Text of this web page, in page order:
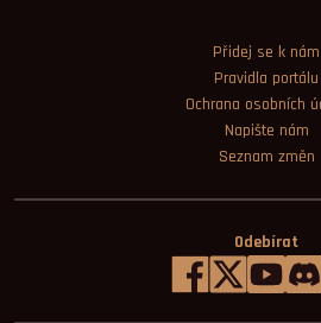
Přidej se k nám
Pravidla portálu
Ochrana osobních
Napište nám
Seznam změn
Odebírat